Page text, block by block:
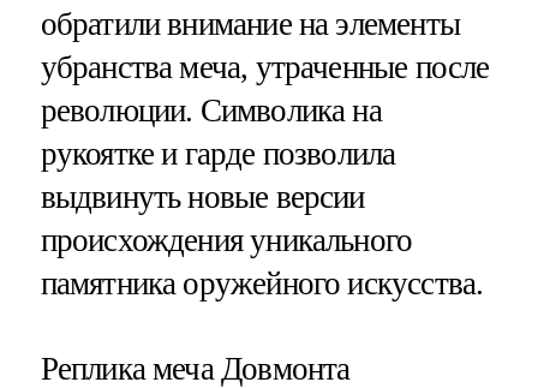
обратили внимание на элементы
убранства меча, утраченные после
революции. Символика на
рукоятке и гарде позволила
выдвинуть новые версии
происхождения уникального
памятника оружейного искусства.
Реплика меча Довмонта